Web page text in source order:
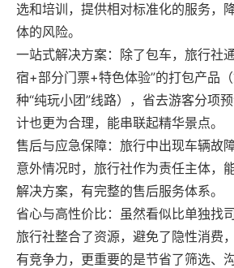
选和培训，提供相对标准化的服务，
体的风险。
一站式解决方案‌：除了包车，旅行社
宿+部分门票+特色体验”的打包产品
种“纯玩小团”线路），省去游客分项
计也更为合理，能串联起精华景点。
售后与应急保障‌：旅行中出现车辆故
意外情况时，旅行社作为责任主体，
解决方案，有完整的售后服务体系。
省心与高性价比‌：虽然看似比单独找
旅行社整合了资源，避免了隐性消费
有竞争力，更重要的是节省了筛选、